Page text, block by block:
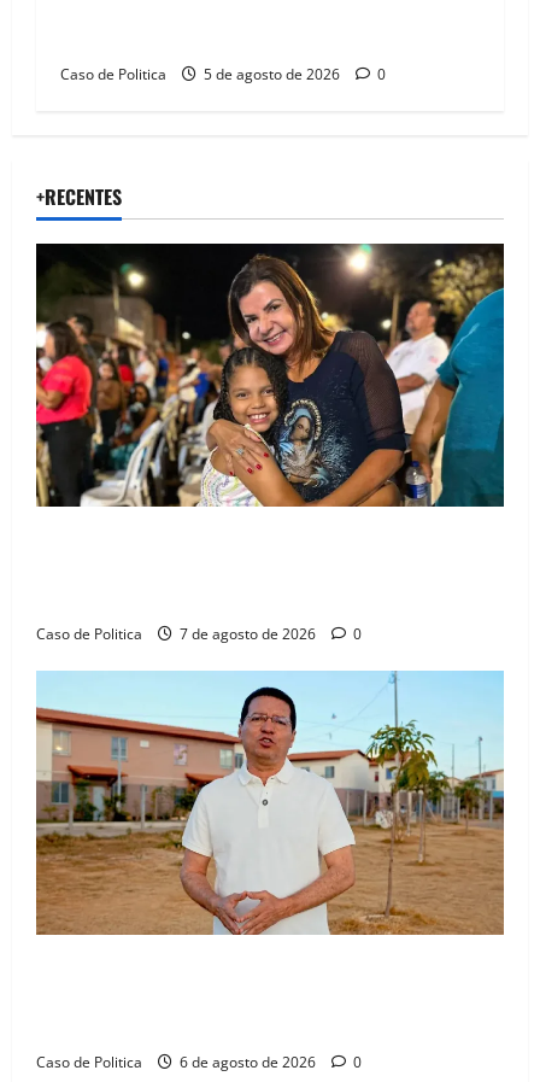
Caso de Politica 5 de agosto de 2026 0
+RECENTES
Caso de Politica 7 de agosto de 2026 0
Caso de Politica 6 de agosto de 2026 0